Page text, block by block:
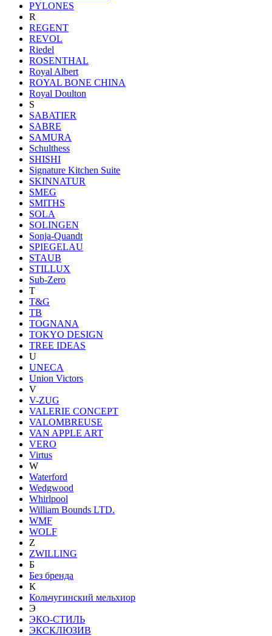
PYLONES
R
REGENT
REVOL
Riedel
ROSENTHAL
Royal Albert
ROYAL BONE CHINA
Royal Doulton
S
SABATIER
SABRE
SAMURA
Schulthess
SHISHI
Signature Kitchen Suite
SKINNATUR
SMEG
SMITHS
SOLA
SOLINGEN
Sonja-Quandt
SPIEGELAU
STAUB
STILLUX
Sub-Zero
T
T&G
TB
TOGNANA
TOKYO DESIGN
TREE IDEAS
U
UNECA
Union Victors
V
V-ZUG
VALERIE CONCEPT
VALOMBREUSE
VAN APPLE ART
VERO
Virtus
W
Waterford
Wedgwood
Whirlpool
William Bounds LTD.
WMF
WOLF
Z
ZWILLING
Б
Без бренда
К
Кольчугинский мельхиор
Э
ЭКО-СТИЛЬ
ЭКСКЛЮЗИВ